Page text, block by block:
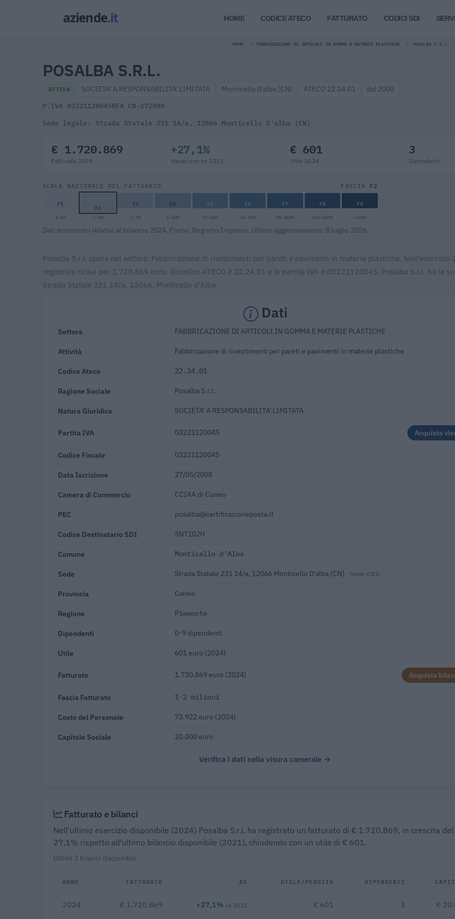
HOME CODICE ATECO FATTURATO CODICI SDI
HOME FABBRICAZIONE DI ARTICOLI IN GOMMA E MATERIE PLASTICHE POSALBA S.R.L.
POSALBA S.R.L.
ATTIVA SOCIETA' A RESPONSABILITA' LIMITATA Monticello D'alba (CN) ATECO 22.24.01 dal 2008
P.IVA 03221120045REA CN-272809
Sede legale: Strada Statale 231 14/a, 12066 Monticello D'alba (CN)
€ 1.720.869
Fatturato 2024
+27,1%
Variazione vs 2021
€ 601
Utile 2024
3
Dipendenti
SCALA NAZIONALE DEL FATTURATO FASCIA F2
F1 F2 F3 F4 F5 F6 F7 F8 F9
0-1M 1-2M 2-5M 5-10M 10-25M 25-50M 50-100M 100-500M >500M
Dati economici relativi al bilancio 2024. Fonte: Registro Imprese. Ultimo aggiornamento: 8 luglio 2026.
Posalba S.r.l. opera nel settore: Fabbricazione di rivestimenti per pareti e pavimenti in materie plastiche. Nell'esercizio
registrato ricavi per 1.720.869 euro. Il codice ATECO è 22.24.01 e la partita IVA è 03221120045. Posalba S.r.l. ha la
Strada Statale 231 14/a, 12066, Monticello d'Alba.
Dati
Settore FABBRICAZIONE DI ARTICOLI IN GOMMA E MATERIE PLASTICHE
Attività Fabbricazione di rivestimenti per pareti e pavimenti in materie plastiche
Codice Ateco 22.24.01
Ragione Sociale Posalba S.r.l.
Natura Giuridica SOCIETA' A RESPONSABILITA' LIMITATA
Partita IVA 03221120045 Acquista
Codice Fiscale 03221120045
Data Iscrizione 27/05/2008
Camera di Commercio CCIAA di Cuneo
PEC posalba@certificazioneposta.it
Codice Destinatario SDI SNT102H
Comune Monticello d'Alba
Sede Strada Statale 231 14/a, 12066 Monticello D'alba (CN) · fonte VIES
Provincia Cuneo
Regione Piemonte
Dipendenti 0-9 dipendenti
Utile 601 euro (2024)
Fatturato 1.720.869 euro (2024) Acquista
Fascia Fatturato 1-2 milioni
Costo del Personale 73.922 euro (2024)
Capitale Sociale 20.000 euro
Verifica i dati nella visura camerale →
Fatturato e bilanci
Nell'ultimo esercizio disponibile (2024) Posalba S.r.l. ha registrato un fatturato di € 1.720.869, in crescita del
27,1% rispetto all'ultimo bilancio disponibile (2021), chiudendo con un utile di € 601.
Ultimi 3 bilanci disponibili.
ANNO FATTURATO Δ% UTILE/PERDITA DIPENDENTI
2024 € 1.720.869 +27,1% vs 2021 € 601 3 €